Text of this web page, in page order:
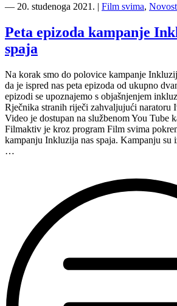
― 20. studenoga 2021. | Film svima,
Peta epizoda kampanje
spaja
Na korak smo do polovice kampanje
da je ispred nas peta epizoda od ukupno
epizodi se upoznajemo s objašnjenjem
Rječnika stranih riječi zahvaljujući naratoru
Video je dostupan na službenom You Tube
Filmaktiv je kroz program Film svima
kampanju Inkluzija nas spaja. Kampanju su
…